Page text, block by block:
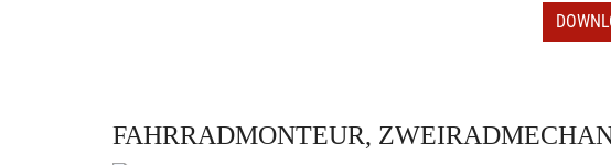
FAHRRADMONTEUR,